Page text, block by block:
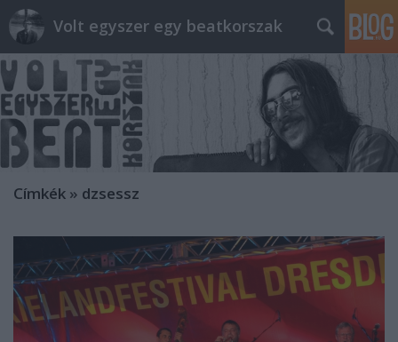
Volt egyszer egy beatkorszak
Címkék » dzsessz